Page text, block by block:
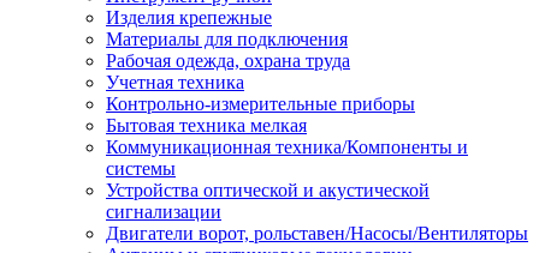
Изделия крепежные
Материалы для подключения
Рабочая одежда, охрана труда
Учетная техника
Контрольно-измерительные приборы
Бытовая техника мелкая
Коммуникационная техника/Компоненты и
системы
Устройства оптической и акустической
сигнализации
Двигатели ворот, рольставен/Насосы/Вентиляторы